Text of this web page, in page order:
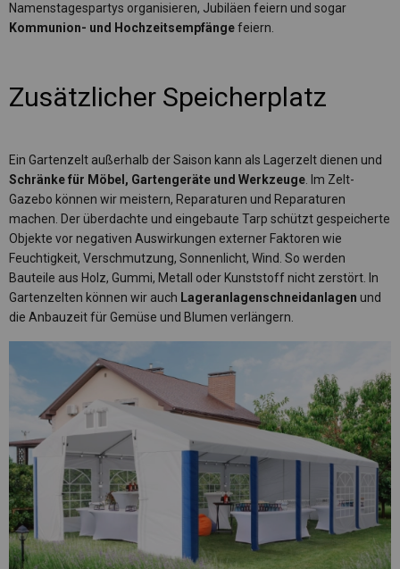
Namenstagespartys organisieren, Jubiläen feiern und sogar
Kommunion- und Hochzeitsempfängefeiern.
Zusätzlicher Speicherplatz
Ein Gartenzelt außerhalb der Saison kann als Lagerzelt dienen und
Schränke für Möbel, Gartengeräte und Werkzeuge. Im Zelt-
Gazebo können wir meistern, Reparaturen und Reparaturen
machen. Der überdachte und eingebaute Tarp schützt gespeicherte
Objekte vor negativen Auswirkungen externer Faktoren wie
Feuchtigkeit, Verschmutzung, Sonnenlicht, Wind. So werden
Bauteile aus Holz, Gummi, Metall oder Kunststoff nicht zerstört. In
Gartenzelten können wir auch Lageranlagenschneidanlagen und
die Anbauzeit für Gemüse und Blumen verlängern.